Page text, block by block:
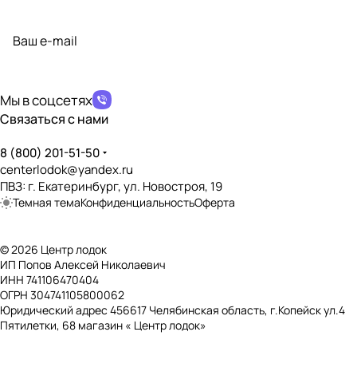
Мы в соцсетях
Связаться с нами
8 (800) 201-51-50
centerlodok@yandex.ru
ПВЗ: г. Екатеринбург, ул. Новостроя, 19
Темная темаКонфиденциальностьОферта
© 2026 Центр лодок
ИП Попов Алексей Николаевич
ИНН 741106470404
ОГРН 304741105800062
Юридический адрес 456617 Челябинская область, г.Копейск ул.4
Пятилетки, 68 магазин « Центр лодок»